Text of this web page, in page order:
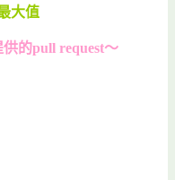
大值
供的pull request～